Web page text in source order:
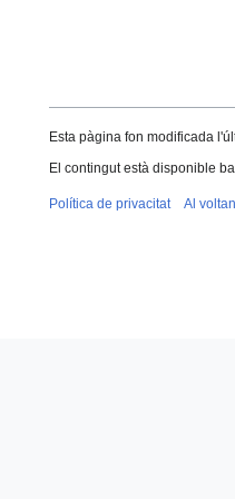
Esta pàgina fon modificada
El contingut està disponible
Política de privacitat Al